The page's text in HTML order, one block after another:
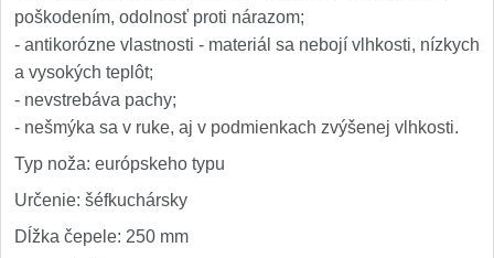
poškodením, odolnosť proti nárazom;
- antikorózne vlastnosti - materiál sa nebojí vlhkosti, nízkych
a vysokých teplôt;
- nevstrebáva pachy;
- nešmýka sa v ruke, aj v podmienkach zvýšenej vlhkosti.
Typ noža: európskeho typu
Určenie: šéfkuchársky
Dĺžka čepele: 250 mm